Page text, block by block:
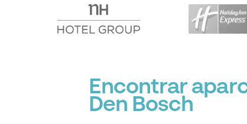
Encontrar
Den Bosch